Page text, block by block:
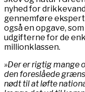
nyhed for
gennemføre
også en opgave,
udgifterne for de
millionklassen.
»Der er rigtig mange
den foreslåede
nødt til at løfte